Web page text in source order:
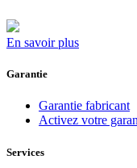
En savoir plus
Garantie
Garantie fabricant
Activez votre
Services